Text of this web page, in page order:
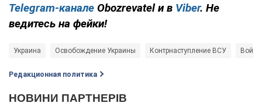
Telegram-канале Obozrevatel и в Viber. Не
ведитесь на фейки!
Украина Освобождение Украины Контрнаступление ВСУ
Редакционная политика